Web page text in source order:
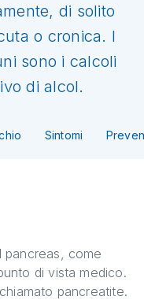
di solito
o cronica. I
sono i calcoli
di alcol.
Sintomi
pancreas, come
di vista medico.
pancreatite.